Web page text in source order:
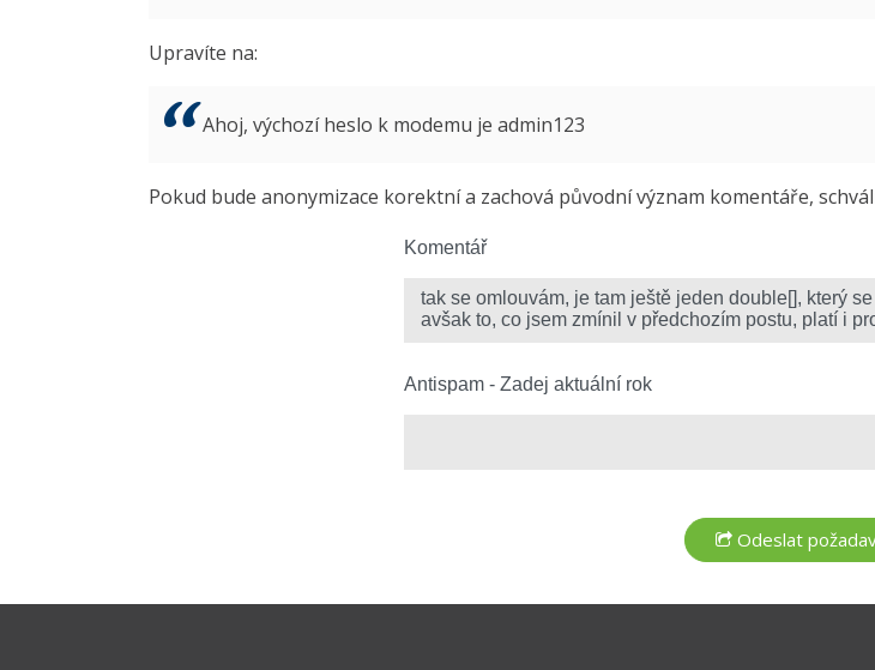
Upravíte na:
Ahoj, výchozí heslo k modemu je admin123
Pokud bude anonymizace korektní a zachová původní význam komentáře,
Komentář
Antispam - Zadej aktuální rok